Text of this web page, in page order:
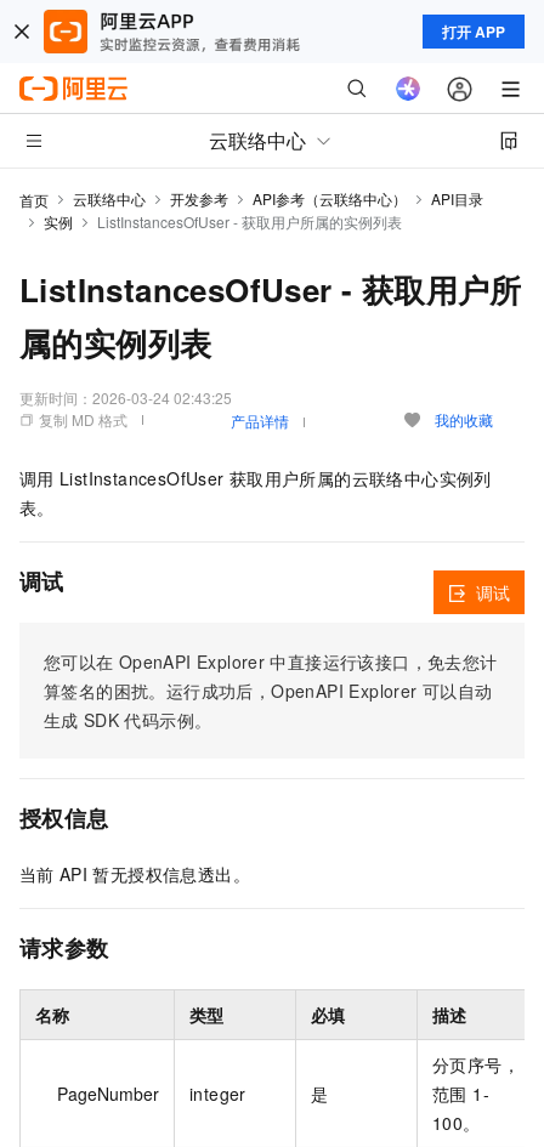
打开 APP
云联络中心
首页 云联络中心 开发参考 API参考（云联络中心）
API目录
实例
ListInstancesOfUser - 获取用户所属的实例列表
ListInstancesOfUser - 获取用户所
属的实例列表
更新时间： 2026-03-24 02:43:25
复制 MD 格式
产品详情 我的收藏
调用 ListInstancesOfUser 获取用户所属的云联络中心实例列
表。
调试
您可以在 OpenAPI Explorer 中直接运行该接口，免去您计
算签名的困扰。运行成功后，OpenAPI Explorer 可以自动
生成 SDK 代码示例。
调试
授权信息
当前 API 暂无授权信息透出。
请求参数
名称 类型 必填 描述
PageNumber integer 是
分页序号，
范围 1-
100。